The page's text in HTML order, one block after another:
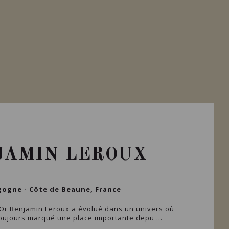
LEROUX
- Côte de Beaune, France
Benjamin Leroux a évolué dans un univers où
marqué une place importante depu ...